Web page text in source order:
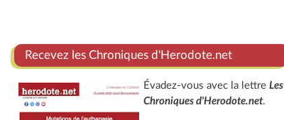
Recevez les Chroniques d'Herodote.net
Évadez-vous avec la lettreLes
Chroniques d'Herodote.net.